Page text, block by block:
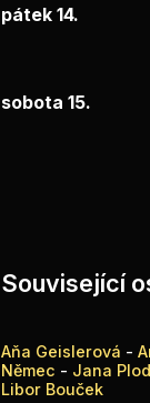
pátek 14.
sobota 15.
Související
Aňa Geislerová -
Němec - Jana
Libor Bouček